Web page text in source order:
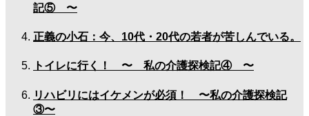
記⑤ 〜
正義の小石：今、10代・20代の若者が苦しんでいる。
トイレに行く！ 〜 私の介護探検記④ 〜
リハビリにはイケメンが必須！ 〜私の介護探検記
③〜